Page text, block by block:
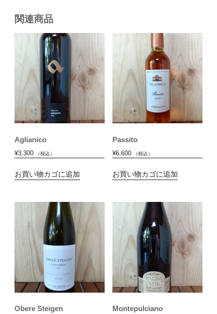
関連商品
Aglianico
¥3,300 （税込）
お買い物カゴに追加
Passito
¥6,600 （税込）
お買い物カゴに追加
Obere Steigen
Montepulciano